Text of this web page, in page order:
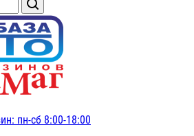
пн-сб 8:00-18:00